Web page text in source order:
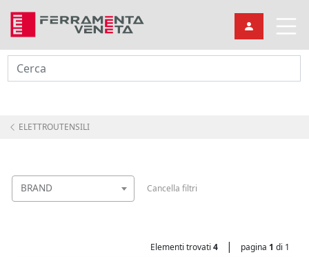
Cerca
ELETTROUTENSILI
BRAND Cancella filtri
Elementi trovati 4 | pagina 1 di 1